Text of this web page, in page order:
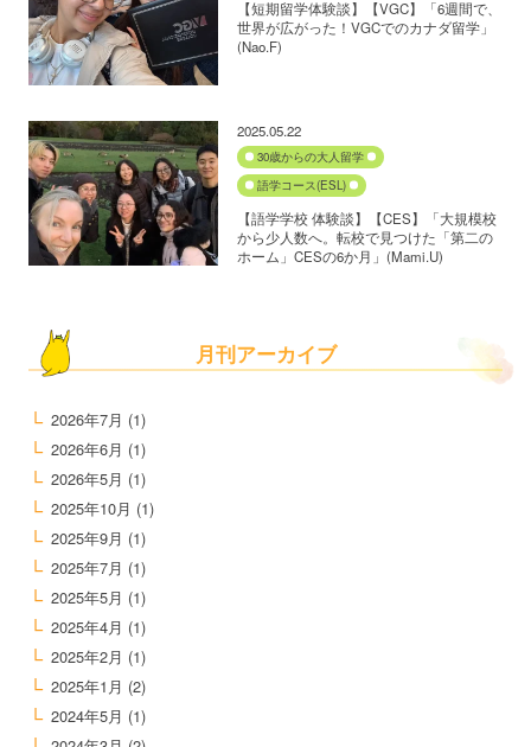
【短期留学体験談】【VGC】「6週間で、
世界が広がった！VGCでのカナダ留学」
(Nao.F)
2025.05.22
30歳からの大人留学
語学コース(ESL)
【語学学校 体験談】【CES】「大規模校
から少人数へ。転校で見つけた「第二の
ホーム」CESの6か月」(Mami.U)
月刊アーカイブ
2026年7月 (1)
2026年6月 (1)
2026年5月 (1)
2025年10月 (1)
2025年9月 (1)
2025年7月 (1)
2025年5月 (1)
2025年4月 (1)
2025年2月 (1)
2025年1月 (2)
2024年5月 (1)